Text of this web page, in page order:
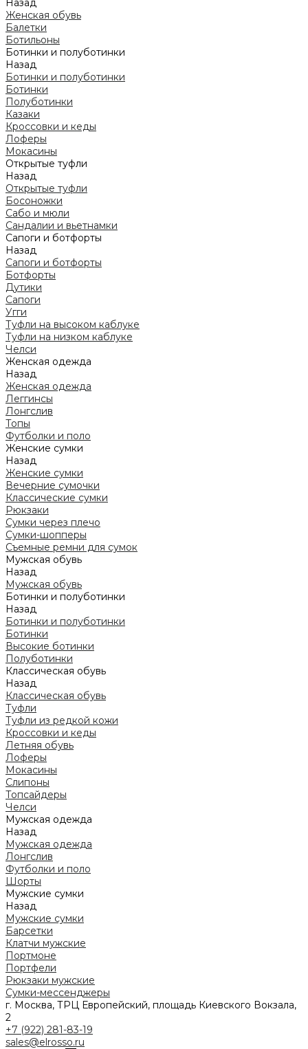
Назад
Женская обувь
Балетки
Ботильоны
Ботинки и полуботинки
Назад
Ботинки и полуботинки
Ботинки
Полуботинки
Казаки
Кроссовки и кеды
Лоферы
Мокасины
Открытые туфли
Назад
Открытые туфли
Босоножки
Сабо и мюли
Сандалии и вьетнамки
Сапоги и ботфорты
Назад
Сапоги и ботфорты
Ботфорты
Дутики
Сапоги
Угги
Туфли на высоком каблуке
Туфли на низком каблуке
Челси
Женская одежда
Назад
Женская одежда
Леггинсы
Лонгслив
Топы
Футболки и поло
Женские сумки
Назад
Женские сумки
Вечерние сумочки
Классические сумки
Рюкзаки
Сумки через плечо
Сумки-шопперы
Съемные ремни для сумок
Мужская обувь
Назад
Мужская обувь
Ботинки и полуботинки
Назад
Ботинки и полуботинки
Ботинки
Высокие ботинки
Полуботинки
Классическая обувь
Назад
Классическая обувь
Туфли
Туфли из редкой кожи
Кроссовки и кеды
Летняя обувь
Лоферы
Мокасины
Слипоны
Топсайдеры
Челси
Мужская одежда
Назад
Мужская одежда
Лонгслив
Футболки и поло
Шорты
Мужские сумки
Назад
Мужские сумки
Барсетки
Клатчи мужские
Портмоне
Портфели
Рюкзаки мужские
Сумки-мессенджеры
г. Москва, ТРЦ Европейский, площадь Киевского Вокзала,
2
+7 (922) 281-83-19
sales@elrosso.ru